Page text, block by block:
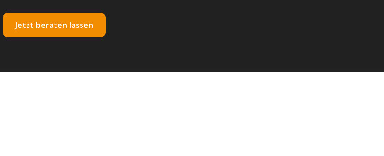
Jetzt beraten lassen